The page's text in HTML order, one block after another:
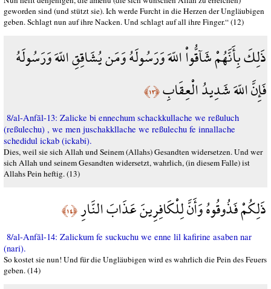
geworden sind (und stützt sie). Ich werde Furcht in die Herzen der Ungläubigen
geben. Schlagt nun auf ihre Nacken. Und schlagt auf all ihre Finger.“ (12)
ذَلِكَ بِأَنَّهُمْ شَآقُّواْ اللّهَ وَرَسُولَهُ وَمَن يُشَاقِقِ اللّهَ وَرَسُولَهُ
فَإِنَّ اللّهَ شَدِيدُ الْعِقَابِ﴿١٣﴾
8/al-Anfāl-13: Zalicke bi ennechum schackkullache we reßuluch
(reßulechu) , we men juschakkllache we reßulechu fe innallache
schedidul ickab (ickabi).
Dies, weil sie sich Allah und Seinem (Allahs) Gesandten widersetzen. Und wer
sich Allah und seinem Gesandten widersetzt, wahrlich, (in diesem Falle) ist
Allahs Pein heftig. (13)
ذَلِكُمْ فَذُوقُوهُ وَأَنَّ لِلْكَافِرِينَ عَذَابَ النَّارِ﴿١٤﴾
8/al-Anfāl-14: Zalickum fe suckuchu we enne lil kafirine asaben nar
(nari).
So kostet sie nun! Und für die Ungläubigen wird es wahrlich die Pein des Feuers
geben. (14)